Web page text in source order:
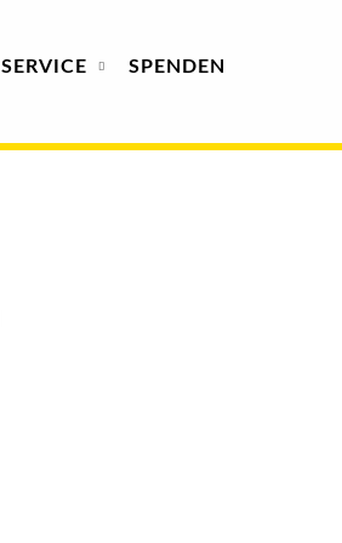
SERVICE SPENDEN